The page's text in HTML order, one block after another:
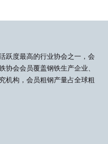
跃度最高的行业协会之一，会
协会会员覆盖钢铁生产企业、
机构，会员粗钢产量占全球粗